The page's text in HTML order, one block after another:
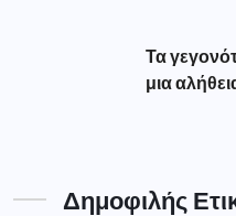
Τα
μια
Δημοφιλής